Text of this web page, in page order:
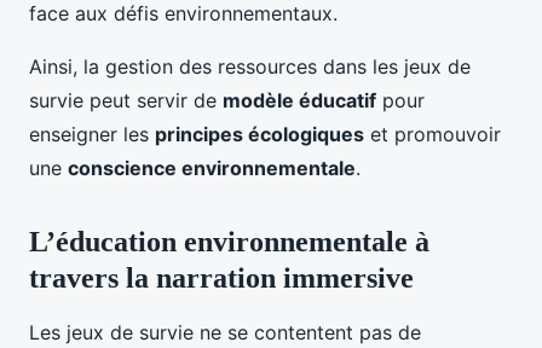
face aux défis environnementaux.
Ainsi, la gestion des ressources dans les jeux de
survie peut servir de modèle éducatif pour
enseigner les principes écologiques et promouvoir
une conscience environnementale.
L’éducation environnementale à
travers la narration immersive
Les jeux de survie ne se contentent pas de